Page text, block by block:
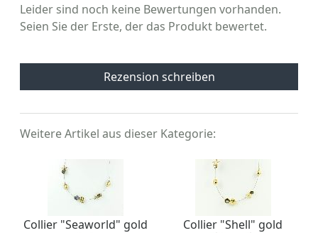
Leider sind noch keine Bewertungen vorhanden.
Seien Sie der Erste, der das Produkt bewertet.
Rezension schreiben
Weitere Artikel aus dieser Kategorie:
Collier "Seaworld" gold Collier "Shell" gold